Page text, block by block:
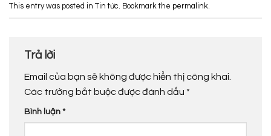
This entry was posted in Tin tức. Bookmark the permalink.
Trả lời
Email của bạn sẽ không được hiển thị công khai.
Các trường bắt buộc được đánh dấu *
Bình luận *